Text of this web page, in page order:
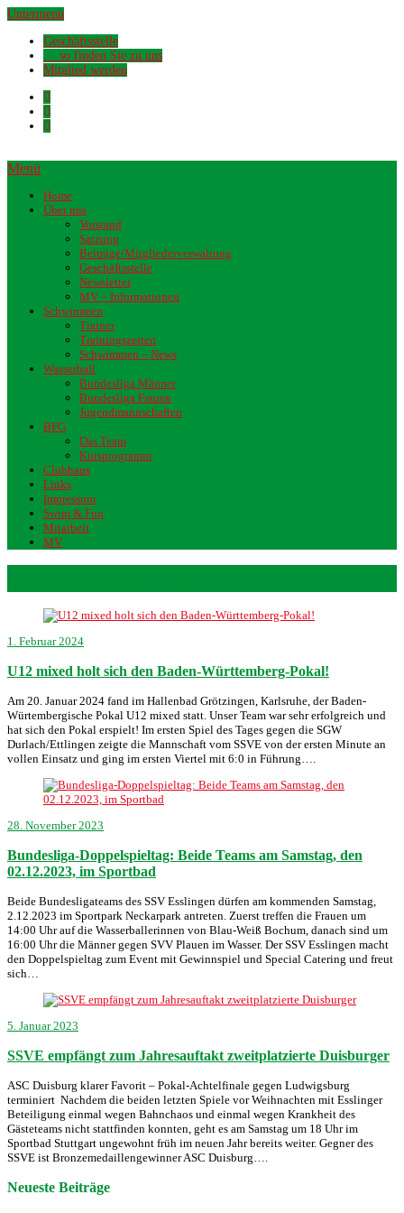
Untermenü
Geschäftsstelle
… so finden Sie zu uns
Mitglied werden
Menü
Home
Über uns
Vorstand
Satzung
Beiträge/Mitgliederverwaltung
Geschäftsstelle
Newsletter
MV – Informationen
Schwimmen
Trainer
Trainingszeiten
Schwimmen – News
Wasserball
Bundesliga Männer
Bundesliga Frauen
Jugendmannschaften
BFG
Das Team
Kursprogramm
Clubhaus
Links
Impressum
Swim & Fun
Mitarbeit
MV
1. Februar 2024
U12 mixed holt sich den Baden-Württemberg-Pokal!
Am 20. Januar 2024 fand im Hallenbad Grötzingen, Karlsruhe, der Baden-
Würtembergische Pokal U12 mixed statt. Unser Team war sehr erfolgreich und
hat sich den Pokal erspielt! Im ersten Spiel des Tages gegen die SGW
Durlach/Ettlingen zeigte die Mannschaft vom SSVE von der ersten Minute an
vollen Einsatz und ging im ersten Viertel mit 6:0 in Führung….
28. November 2023
Bundesliga-Doppelspieltag: Beide Teams am Samstag, den
02.12.2023, im Sportbad
Beide Bundesligateams des SSV Esslingen dürfen am kommenden Samstag,
2.12.2023 im Sportpark Neckarpark antreten. Zuerst treffen die Frauen um
14:00 Uhr auf die Wasserballerinnen von Blau-Weiß Bochum, danach sind um
16:00 Uhr die Männer gegen SVV Plauen im Wasser. Der SSV Esslingen macht
den Doppelspieltag zum Event mit Gewinnspiel und Special Catering und freut
sich…
5. Januar 2023
SSVE empfängt zum Jahresauftakt zweitplatzierte Duisburger
ASC Duisburg klarer Favorit – Pokal-Achtelfinale gegen Ludwigsburg
terminiert Nachdem die beiden letzten Spiele vor Weihnachten mit Esslinger
Beteiligung einmal wegen Bahnchaos und einmal wegen Krankheit des
Gästeteams nicht stattfinden konnten, geht es am Samstag um 18 Uhr im
Sportbad Stuttgart ungewohnt früh im neuen Jahr bereits weiter. Gegner des
SSVE ist Bronzemedaillengewinner ASC Duisburg….
Neueste Beiträge